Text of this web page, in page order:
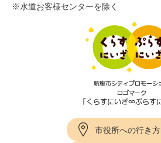
※水道お客様センターを除く
市役所への行き方